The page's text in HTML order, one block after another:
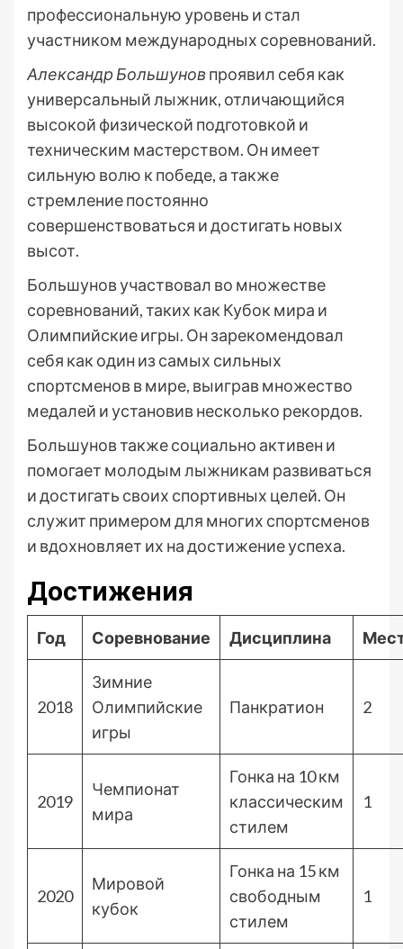
профессиональную уровень и стал
участником международных соревнований.
Александр Большуновпроявил себя как
универсальный лыжник, отличающийся
высокой физической подготовкой и
техническим мастерством. Он имеет
сильную волю к победе, а также
стремление постоянно
совершенствоваться и достигать новых
высот.
Большунов участвовал во множестве
соревнований, таких как Кубок мира и
Олимпийские игры. Он зарекомендовал
себя как один из самых сильных
спортсменов в мире, выиграв множество
медалей и установив несколько рекордов.
Большунов также социально активен и
помогает молодым лыжникам развиваться
и достигать своих спортивных целей. Он
служит примером для многих спортсменов
и вдохновляет их на достижение успеха.
Достижения
Год Соревнование Дисциплина
2018
Зимние
Олимпийские
игры
Панкратион 2
2019
Чемпионат
мира
Гонка на 10 км
классическим
стилем
1
2020
Мировой
кубок
Гонка на 15 км
свободным
стилем
1